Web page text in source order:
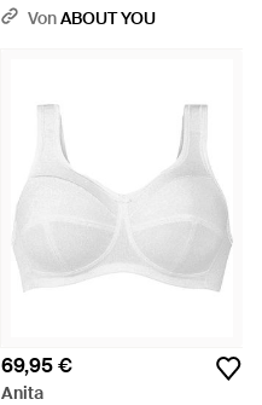
VonABOUT YOU
69,95 €
Anita